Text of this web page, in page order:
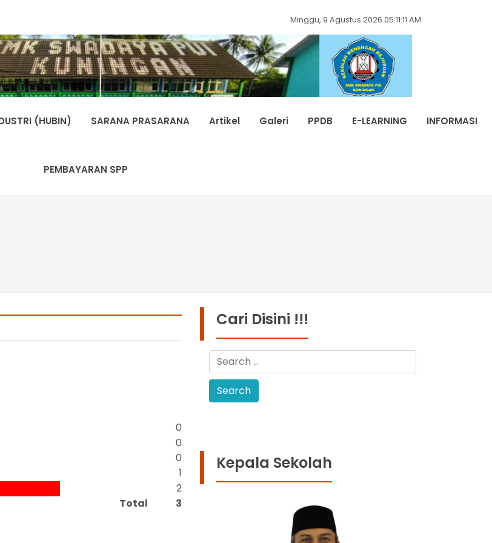
Minggu, 9 Agustus 2026 05:11:12 AM
(HUBIN) SARANA PRASARANA Artikel Galeri PPDB E-LEARNING INFORMASI
PEMBAYARAN SPP
0
0
0
1
2
Total
3
Cari Disini !!!
Kepala Sekolah